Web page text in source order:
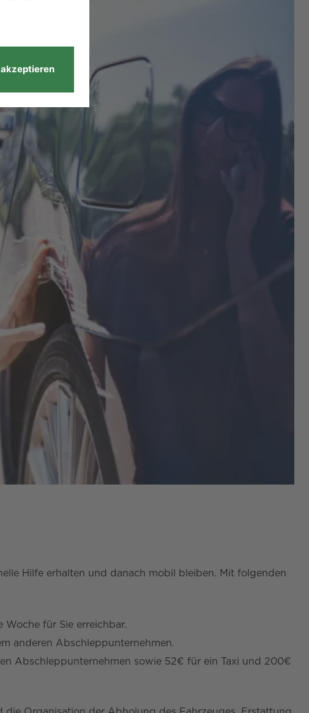
Hilfe erhalten und danach mobil bleiben. Mit folgenden
Woche für Sie erreichbar.
anderen Abschleppunternehmen.
Abschleppunternehmen sowie 52€ für ein Taxi und 200€